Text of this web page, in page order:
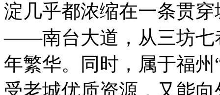
淀几乎都浓缩在一条贯
——南台大道， 从三坊
年繁华。
同时，属于福
受老城优质资源，又能